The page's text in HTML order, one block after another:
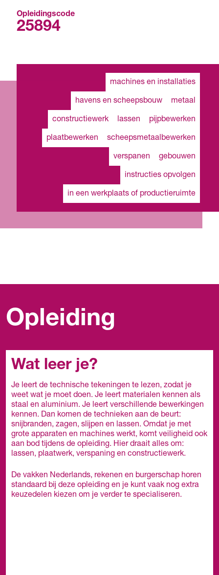
Opleidingscode
25894
machines en installaties
havens en scheepsbouw metaal
constructiewerk lassen pijpbewerken
plaatbewerken scheepsmetaalbewerken
verspanen gebouwen
instructies opvolgen
in een werkplaats of productieruimte
Opleiding
Wat leer je?
Je leert de technische tekeningen te lezen, zodat je
weet wat je moet doen. Je leert materialen kennen als
staal en aluminium. Je leert verschillende bewerkingen
kennen. Dan komen de technieken aan de beurt:
snijbranden, zagen, slijpen en lassen. Omdat je met
grote apparaten en machines werkt, komt veiligheid ook
aan bod tijdens de opleiding. Hier draait alles om:
lassen, plaatwerk, verspaning en constructiewerk.
De vakken Nederlands, rekenen en burgerschap horen
standaard bij deze opleiding en je kunt vaak nog extra
keuzedelen kiezen om je verder te specialiseren.